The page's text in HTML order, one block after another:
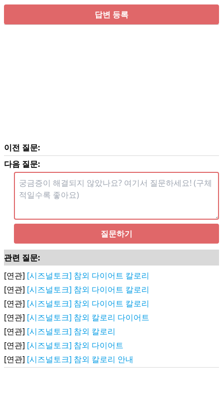
답변 등록
이전 질문:
다음 질문:
질문하기
관련 질문:
[연관] [시즈널토크] 참외 다이어트 칼로리
[연관] [시즈널토크] 참외 다이어트 칼로리
[연관] [시즈널토크] 참외 다이어트 칼로리
[연관] [시즈널토크] 참외 칼로리 다이어트
[연관] [시즈널토크] 참외 칼로리
[연관] [시즈널토크] 참외 다이어트
[연관] [시즈널토크] 참외 칼로리 안내